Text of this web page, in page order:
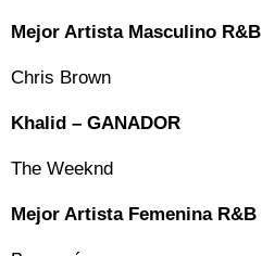
Mejor Artista Masculino R&B
Chris Brown
Khalid – GANADOR
The Weeknd
Mejor Artista Femenina R&B